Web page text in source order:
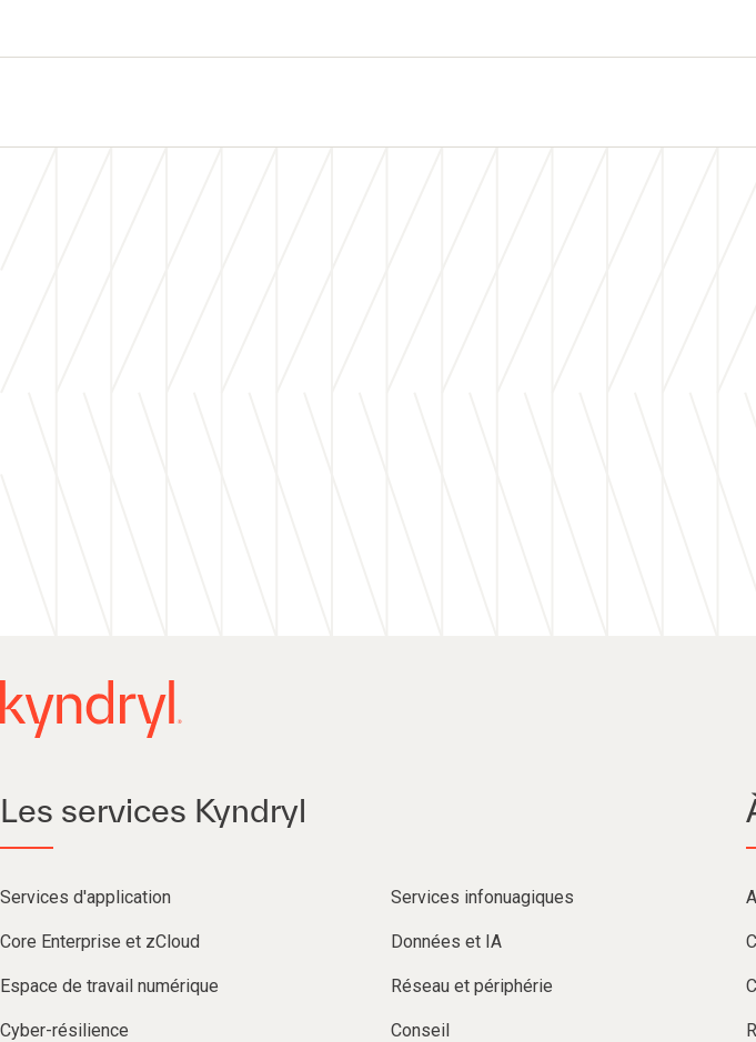
—
Les services Kyndryl
Services d'application Services infonuagiques​
Core Enterprise et zCloud Données et IA
Espace de travail numérique Réseau et périphérie
Cyber-résilience Conseil